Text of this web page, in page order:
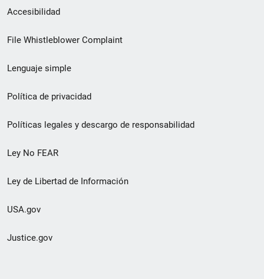
Menú
de
de
pie
de
página
Accesibilidad
File Whistleblower Complaint
Lenguaje simple
Política de privacidad
Políticas legales y descargo de responsabilidad
Ley No FEAR
Ley de Libertad de Información
USA.gov
Justice.gov